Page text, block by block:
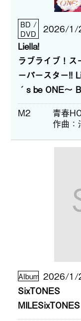
BD /
DVD
2026/1/
Liella!
ラブライブ！
ーパースター!!
´s be ONE～
M2
青春
作曲
Album 2026/1/
SixTONES